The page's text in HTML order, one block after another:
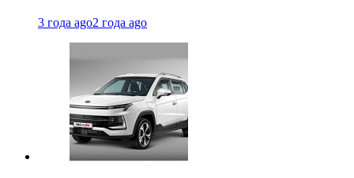
3 года ago2 года ago